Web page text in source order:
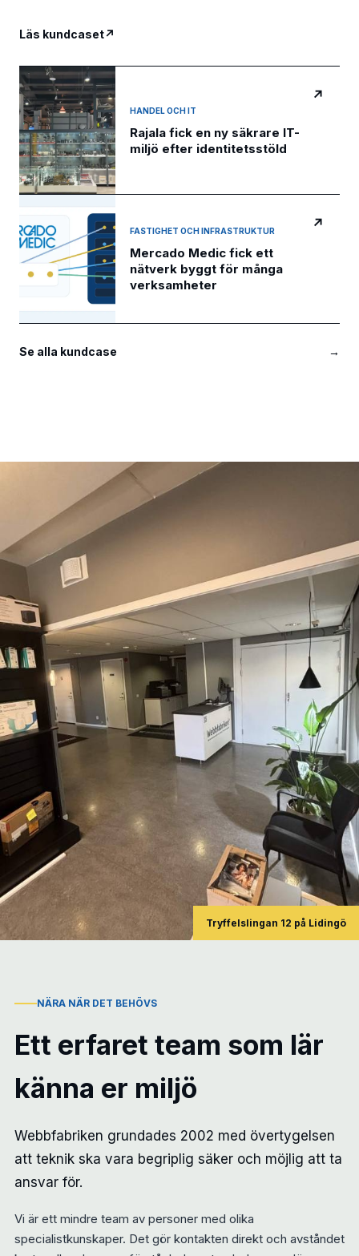
Läs kundcaset↗
HANDEL OCH IT
Rajala fick en ny säkrare IT-
miljö efter identitetsstöld
↗
FASTIGHET OCH INFRASTRUKTUR
Mercado Medic fick ett
nätverk byggt för många
verksamheter
↗
Se alla kundcase →
Tryffelslingan 12 på Lidingö
NÄRA NÄR DET BEHÖVS
Ett erfaret team som lär
känna er miljö
Webbfabriken grundades 2002 med övertygelsen
att teknik ska vara begriplig säker och möjlig att ta
ansvar för.
Vi är ett mindre team av personer med olika
specialistkunskaper. Det gör kontakten direkt och avståndet